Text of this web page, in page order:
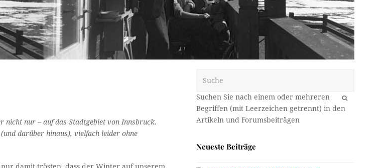
nicht nur – auf das Stadtgebiet von Innsbruck.
darüber hinaus), vielfach leider ohne
OK
Neueste Beiträge